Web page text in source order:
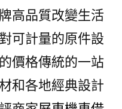
高品質改變生活
可計量的原件設
價格傳統的一站
和各地經典設計